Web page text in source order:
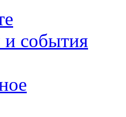
события